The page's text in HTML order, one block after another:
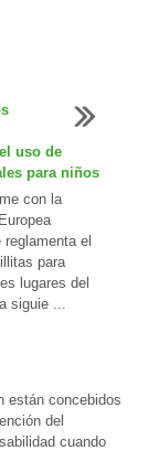
uso de
para niños
con la
el
para
lugares del
siguie ...
están concebidos
del
cuando